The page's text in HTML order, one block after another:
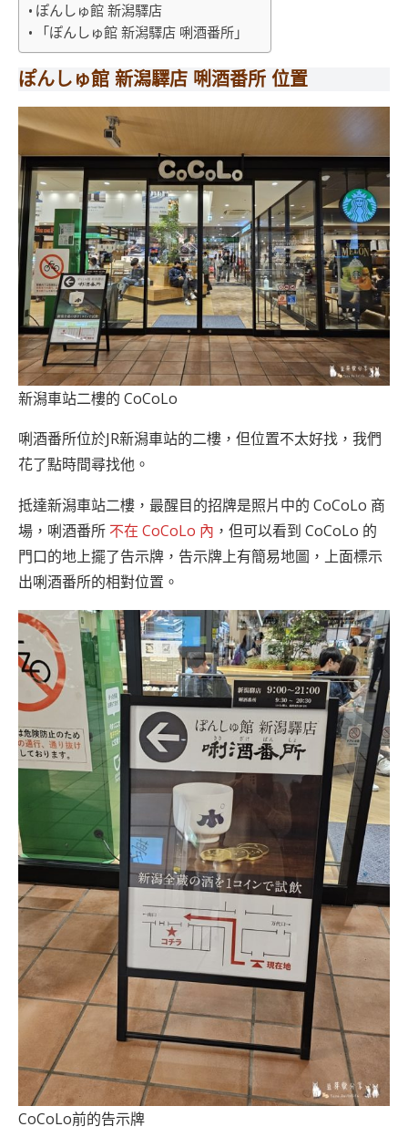
ぽんしゅ館 新潟驛店
「ぽんしゅ館 新潟驛店 唎酒番所」
ぽんしゅ館 新潟驛店 唎酒番所 位置
新潟車站二樓的 CoCoLo
唎酒番所位於JR新潟車站的二樓，但位置不太好找，我們
花了點時間尋找他。
抵達新潟車站二樓，最醒目的招牌是照片中的 CoCoLo 商
場，唎酒番所 不在 CoCoLo 內 ，但可以看到 CoCoLo 的
門口的地上擺了告示牌，告示牌上有簡易地圖，上面標示
出唎酒番所的相對位置。
CoCoLo前的告示牌